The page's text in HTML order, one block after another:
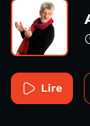
Lire